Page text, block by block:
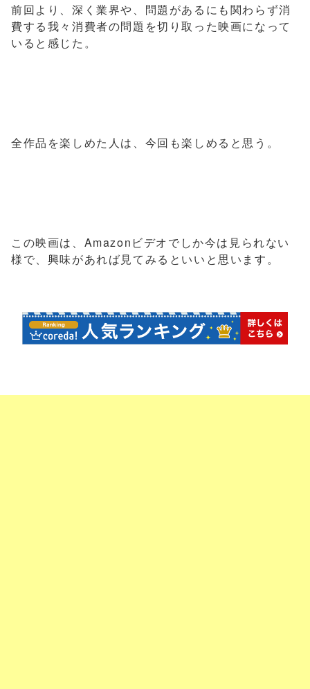
前回より、深く業界や、問題があるにも関わらず消
費する我々消費者の問題を切り取った映画になって
いると感じた。
全作品を楽しめた人は、今回も楽しめると思う。
この映画は、Amazonビデオでしか今は見られない
様で、興味があれば見てみるといいと思います。